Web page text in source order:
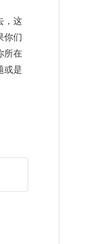
，这
你们
所在
或是